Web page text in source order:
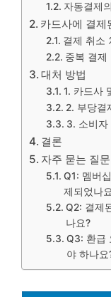
자동결제
카드사에 결제
결제 취소
중복 결제
대처 방법
1. 카드사
2. 부당결
3. 소비자
결론
자주 묻는 질
Q1: 멤버
제되었나
Q2: 결제
나요?
Q3: 환급
야 하나요